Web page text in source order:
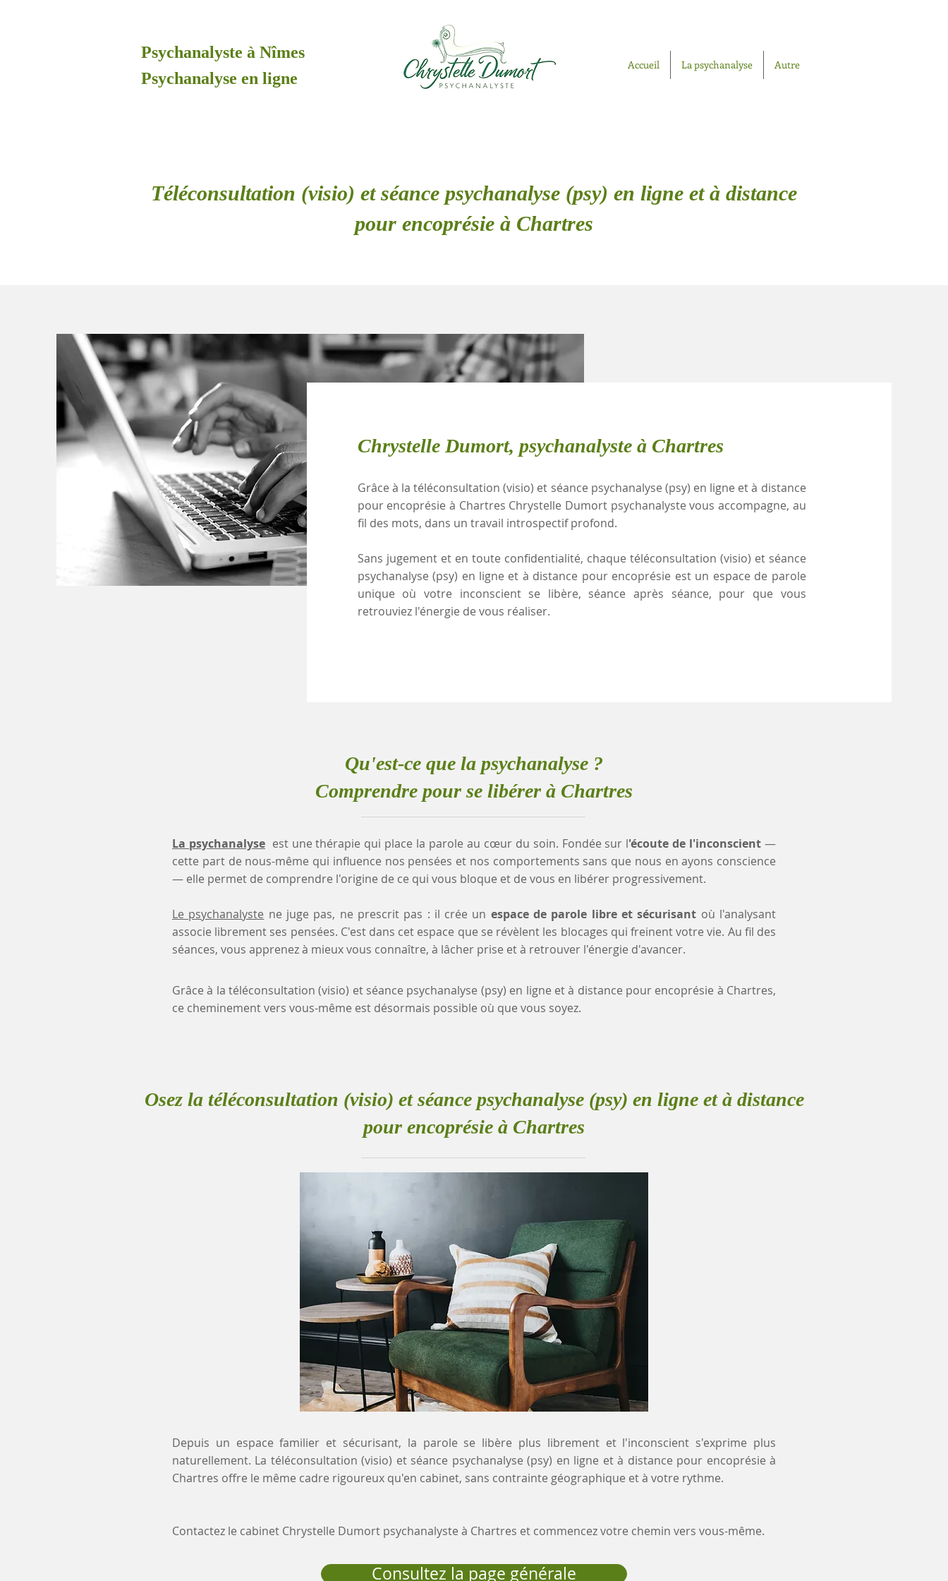
Psychanalyste à Nîmes
Psychanalyse en ligne
Accueil La psychanalyse Autre
Téléconsultation (visio) et séance psychanalyse (psy) en ligne et à distance
pour encoprésie à Chartres
Chrystelle Dumort, psychanalyste à Chartres
Grâce à la téléconsultation (visio) et séance psychanalyse (psy) en ligne et à distance
pour encoprésie à Chartres Chrystelle Dumort psychanalyste vous accompagne, au
fil des mots, dans un travail introspectif profond.
Sans jugement et en toute confidentialité, chaque téléconsultation (visio) et séance
psychanalyse (psy) en ligne et à distance pour encoprésie est un espace de parole
unique où votre inconscient se libère, séance après séance, pour que vous
retrouviez l'énergie de vous réaliser.
Qu'est-ce que la psychanalyse ?
Comprendre pour se libérer à Chartres
La psychanalyse est une thérapie qui place la parole au cœur du soin. Fondée sur l'écoute de l'inconscient—
cette part de nous-même qui influence nos pensées et nos comportements sans que nous en ayons conscience
— elle permet de comprendre l'origine de ce qui vous bloque et de vous en libérer progressivement.
Le psychanalyste ne juge pas, ne prescrit pas : il crée un espace de parole libre et sécurisant où l'analysant
associe librement ses pensées. C'est dans cet espace que se révèlent les blocages qui freinent votre vie. Au fil des
séances, vous apprenez à mieux vous connaître, à lâcher prise et à retrouver l'énergie d'avancer.
Grâce à la téléconsultation (visio) et séance psychanalyse (psy) en ligne et à distance pour encoprésie à Chartres,
ce cheminement vers vous-même est désormais possible où que vous soyez.
Osez la téléconsultation (visio) et séance psychanalyse (psy) en ligne et à distance
pour encoprésie à Chartres
Depuis un espace familier et sécurisant, la parole se libère plus librement et l'inconscient s'exprime plus
naturellement. La téléconsultation (visio) et séance psychanalyse (psy) en ligne et à distance pour encoprésie à
Chartres offre le même cadre rigoureux qu'en cabinet, sans contrainte géographique et à votre rythme.
Contactez le cabinet Chrystelle Dumort psychanalyste à Chartres et commencez votre chemin vers vous-même.
Consultez la page générale